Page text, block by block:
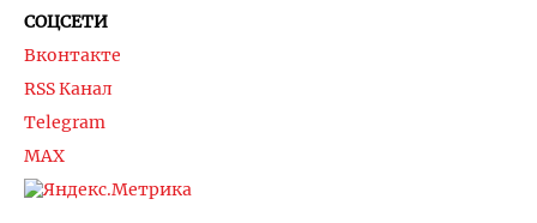
СОЦСЕТИ
Вконтакте
RSS Канал
Telegram
MAX